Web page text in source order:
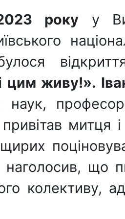
року у
цим живу!».
наук,
митця
що
колективу,